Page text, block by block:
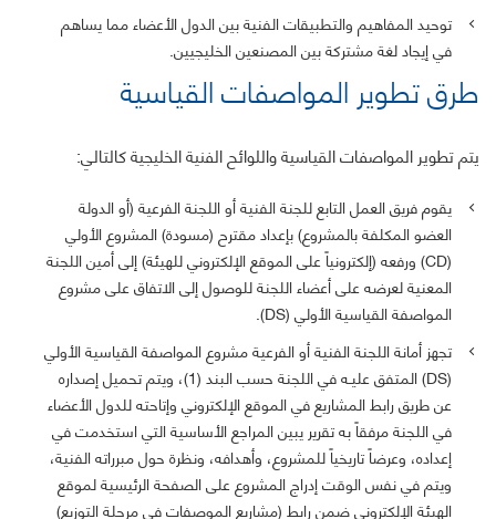
توحيد المفاهيم والتطبيقات الفنية بين الدول الأعضاء مما يساهم
في إيجاد لغة مشتركة بين المصنعين الخليجيين.
طرق تطوير المواصفات القياسية
يتم تطوير المواصفات القياسية واللوائح الفنية الخليجية كالتالي:
يقوم فريق العمل التابع للجنة الفنية أو اللجنة الفرعية (أو الدولة
العضو المكلفة بالمشروع) بإعداد مقترح (مسودة) المشروع الأولي
(CD) ورفعه (إلكترونياً على الموقع الإلكتروني للهيئة) إلى أمين اللجنة
المعنية لعرضه على أعضاء اللجنة للوصول إلى الاتفاق على مشروع
المواصفة القياسية الأولي (DS).
تجهز أمانة اللجنة الفنية أو الفرعية مشروع المواصفة القياسية الأولي
(DS) المتفق عليـه في اللجنة حسب البند (1)، ويتم تحميل إصداره
عن طريق رابط المشاريع في الموقع الإلكتروني وإتاحته للدول الأعضاء
في اللجنة مرفقاً به تقرير يبين المراجع الأساسية التي استخدمت في
إعداده، وعرضاً تاريخياً للمشروع، وأهدافه، ونظرة حول مبرراته الفنية،
ويتم في نفس الوقت إدراج المشروع على الصفحة الرئيسية لموقع
الهيئة الإلكتروني ضمن رابط (مشاريع الموصفات في مرحلة التوزيع)